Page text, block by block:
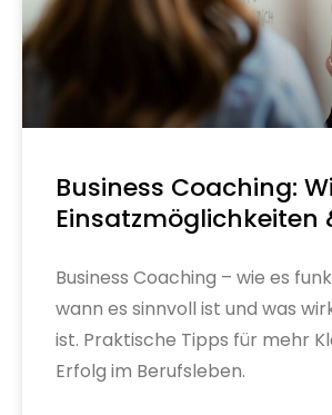
Business Coaching:
Einsatzmöglichkeiten
Business Coaching – wie es
wann es sinnvoll ist und was
ist. Praktische Tipps für mehr
Erfolg im Berufsleben.